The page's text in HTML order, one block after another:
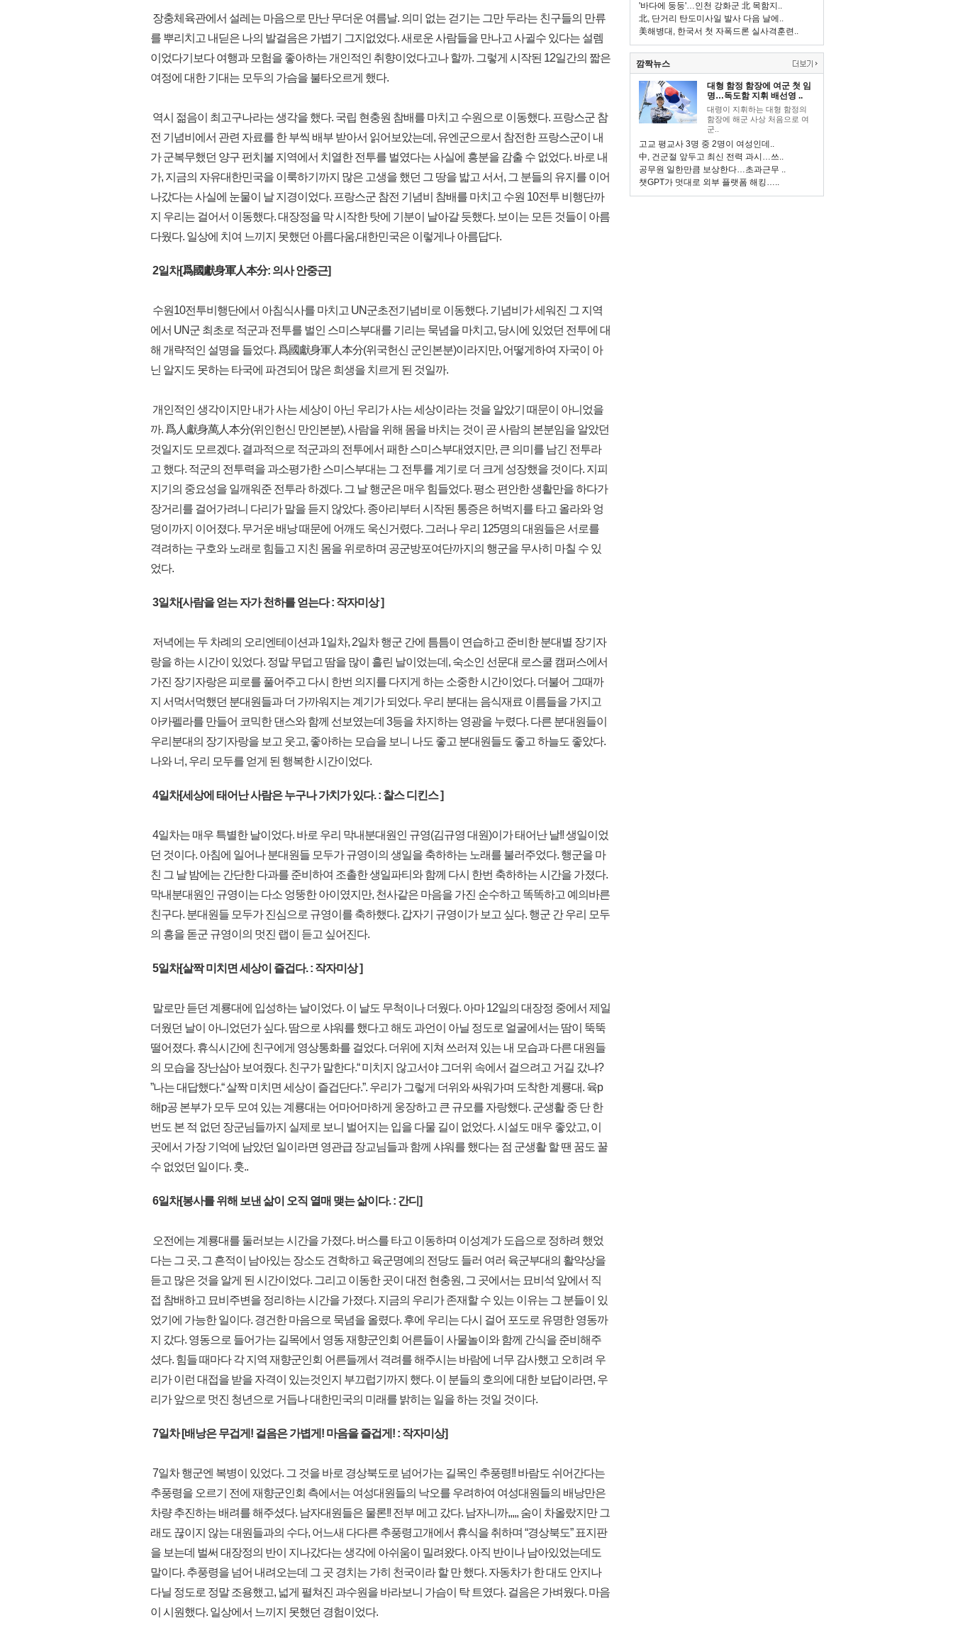
장충체육관에서 설레는 마음으로 만난 무더운 여름날. 의미 없는 걷기는 그만 두라는 친구들의 만류
를 뿌리치고 내딛은 나의 발걸음은 가볍기 그지없었다. 새로운 사람들을 만나고 사귈수 있다는 설렘
이었다기보다 여행과 모험을 좋아하는 개인적인 취향이었다고나 할까. 그렇게 시작된 12일간의 짧은
여정에 대한 기대는 모두의 가슴을 불타오르게 했다.
역시 젊음이 최고구나라는 생각을 했다. 국립 현충원 참배를 마치고 수원으로 이동했다. 프랑스군 참
전 기념비에서 관련 자료를 한 부씩 배부 받아서 읽어보았는데, 유엔군으로서 참전한 프랑스군이 내
가 군복무했던 양구 펀치볼 지역에서 치열한 전투를 벌였다는 사실에 흥분을 감출 수 없었다. 바로 내
가, 지금의 자유대한민국을 이룩하기까지 많은 고생을 했던 그 땅을 밟고 서서, 그 분들의 유지를 이어
나갔다는 사실에 눈물이 날 지경이었다. 프랑스군 참전 기념비 참배를 마치고 수원 10전투 비행단까
지 우리는 걸어서 이동했다. 대장정을 막 시작한 탓에 기분이 날아갈 듯했다. 보이는 모든 것들이 아름
다웠다. 일상에 치여 느끼지 못했던 아름다움,대한민국은 이렇게나 아름답다.
2일차[爲國獻身軍人本分: 의사 안중근]
수원10전투비행단에서 아침식사를 마치고 UN군초전기념비로 이동했다. 기념비가 세워진 그 지역
에서 UN군 최초로 적군과 전투를 벌인 스미스부대를 기리는 묵념을 마치고, 당시에 있었던 전투에 대
해 개략적인 설명을 들었다. 爲國獻身軍人本分(위국헌신 군인본분)이라지만, 어떻게하여 자국이 아
닌 알지도 못하는 타국에 파견되어 많은 희생을 치르게 된 것일까.
개인적인 생각이지만 내가 사는 세상이 아닌 우리가 사는 세상이라는 것을 알았기 때문이 아니었을
까. 爲人獻身萬人本分(위인헌신 만인본분), 사람을 위해 몸을 바치는 것이 곧 사람의 본분임을 알았던
것일지도 모르겠다. 결과적으로 적군과의 전투에서 패한 스미스부대였지만, 큰 의미를 남긴 전투라
고 했다. 적군의 전투력을 과소평가한 스미스부대는 그 전투를 계기로 더 크게 성장했을 것이다. 지피
지기의 중요성을 일깨워준 전투라 하겠다. 그 날 행군은 매우 힘들었다. 평소 편안한 생활만을 하다가
장거리를 걸어가려니 다리가 말을 듣지 않았다. 종아리부터 시작된 통증은 허벅지를 타고 올라와 엉
덩이까지 이어졌다. 무거운 배낭 때문에 어깨도 욱신거렸다. 그러나 우리 125명의 대원들은 서로를
격려하는 구호와 노래로 힘들고 지친 몸을 위로하며 공군방포여단까지의 행군을 무사히 마칠 수 있
었다.
3일차[사람을 얻는 자가 천하를 얻는다 : 작자미상 ]
저녁에는 두 차례의 오리엔테이션과 1일차, 2일차 행군 간에 틈틈이 연습하고 준비한 분대별 장기자
랑을 하는 시간이 있었다. 정말 무덥고 땀을 많이 흘린 날이었는데, 숙소인 선문대 로스쿨 캠퍼스에서
가진 장기자랑은 피로를 풀어주고 다시 한번 의지를 다지게 하는 소중한 시간이었다. 더불어 그때까
지 서먹서먹했던 분대원들과 더 가까워지는 계기가 되었다. 우리 분대는 음식재료 이름들을 가지고
아카펠라를 만들어 코믹한 댄스와 함께 선보였는데 3등을 차지하는 영광을 누렸다. 다른 분대원들이
우리분대의 장기자랑을 보고 웃고, 좋아하는 모습을 보니 나도 좋고 분대원들도 좋고 하늘도 좋았다.
나와 너, 우리 모두를 얻게 된 행복한 시간이었다.
4일차[세상에 태어난 사람은 누구나 가치가 있다. : 찰스 디킨스 ]
4일차는 매우 특별한 날이었다. 바로 우리 막내분대원인 규영(김규영 대원)이가 태어난 날!! 생일이었
던 것이다. 아침에 일어나 분대원들 모두가 규영이의 생일을 축하하는 노래를 불러주었다. 행군을 마
친 그 날 밤에는 간단한 다과를 준비하여 조촐한 생일파티와 함께 다시 한번 축하하는 시간을 가졌다.
막내분대원인 규영이는 다소 엉뚱한 아이였지만, 천사같은 마음을 가진 순수하고 똑똑하고 예의바른
친구다. 분대원들 모두가 진심으로 규영이를 축하했다. 갑자기 규영이가 보고 싶다. 행군 간 우리 모두
의 흥을 돋군 규영이의 멋진 랩이 듣고 싶어진다.
5일차[살짝 미치면 세상이 즐겁다. : 작자미상 ]
말로만 듣던 계룡대에 입성하는 날이었다. 이 날도 무척이나 더웠다. 아마 12일의 대장정 중에서 제일
더웠던 날이 아니었던가 싶다. 땀으로 샤워를 했다고 해도 과언이 아닐 정도로 얼굴에서는 땀이 뚝뚝
떨어졌다. 휴식시간에 친구에게 영상통화를 걸었다. 더위에 지쳐 쓰러져 있는 내 모습과 다른 대원들
의 모습을 장난삼아 보여줬다. 친구가 말한다.“ 미치지 않고서야 그더위 속에서 걸으려고 거길 갔냐?
”나는 대답했다.“ 살짝 미치면 세상이 즐겁단다.”. 우리가 그렇게 더위와 싸워가며 도착한 계룡대. 육p
해p공 본부가 모두 모여 있는 계룡대는 어마어마하게 웅장하고 큰 규모를 자랑했다. 군생활 중 단 한
번도 본 적 없던 장군님들까지 실제로 보니 벌어지는 입을 다물 길이 없었다. 시설도 매우 좋았고, 이
곳에서 가장 기억에 남았던 일이라면 영관급 장교님들과 함께 샤워를 했다는 점 군생활 할 땐 꿈도 꿀
수 없었던 일이다. 훗..
6일차[봉사를 위해 보낸 삶이 오직 열매 맺는 삶이다. : 간디]
오전에는 계룡대를 둘러보는 시간을 가졌다. 버스를 타고 이동하며 이성계가 도읍으로 정하려 했었
다는 그 곳, 그 흔적이 남아있는 장소도 견학하고 육군명예의 전당도 들러 여러 육군부대의 활약상을
듣고 많은 것을 알게 된 시간이었다. 그리고 이동한 곳이 대전 현충원, 그 곳에서는 묘비석 앞에서 직
접 참배하고 묘비주변을 정리하는 시간을 가졌다. 지금의 우리가 존재할 수 있는 이유는 그 분들이 있
었기에 가능한 일이다. 경건한 마음으로 묵념을 올렸다. 후에 우리는 다시 걸어 포도로 유명한 영동까
지 갔다. 영동으로 들어가는 길목에서 영동 재향군인회 어른들이 사물놀이와 함께 간식을 준비해주
셨다. 힘들 때마다 각 지역 재향군인회 어른들께서 격려를 해주시는 바람에 너무 감사했고 오히려 우
리가 이런 대접을 받을 자격이 있는것인지 부끄럽기까지 했다. 이 분들의 호의에 대한 보답이라면, 우
리가 앞으로 멋진 청년으로 거듭나 대한민국의 미래를 밝히는 일을 하는 것일 것이다.
7일차 [배낭은 무겁게! 걸음은 가볍게! 마음을 즐겁게! : 작자미상]
7일차 행군엔 복병이 있었다. 그 것을 바로 경상북도로 넘어가는 길목인 추풍령!! 바람도 쉬어간다는
추풍령을 오르기 전에 재향군인회 측에서는 여성대원들의 낙오를 우려하여 여성대원들의 배낭만은
차량 추진하는 배려를 해주셨다. 남자대원들은 물론!! 전부 메고 갔다. 남자니까,,,,, 숨이 차올랐지만 그
래도 끊이지 않는 대원들과의 수다, 어느새 다다른 추풍령고개에서 휴식을 취하며 “경상북도” 표지판
을 보는데 벌써 대장정의 반이 지나갔다는 생각에 아쉬움이 밀려왔다. 아직 반이나 남아있었는데도
말이다. 추풍령을 넘어 내려오는데 그 곳 경치는 가히 천국이라 할 만 했다. 자동차가 한 대도 안지나
다닐 정도로 정말 조용했고, 넓게 펼쳐진 과수원을 바라보니 가슴이 탁 트였다. 걸음은 가벼웠다. 마음
이 시원했다. 일상에서 느끼지 못했던 경험이었다.
'바다에 둥둥'…인천 강화군 北 목함지..
北, 단거리 탄도미사일 발사 다음 날에..
美해병대, 한국서 첫 자폭드론 실사격훈련..
깜짝뉴스
대형 함정 함장에 여군 첫 임
명…독도함 지휘 배선영 ..
대령이 지휘하는 대형 함정의
함장에 해군 사상 처음으로 여
군..
고교 평교사 3명 중 2명이 여성인데..
中, 건군절 앞두고 최신 전력 과시…쓰..
공무원 일한만큼 보상한다…초과근무 ..
챗GPT가 멋대로 외부 플랫폼 해킹…..